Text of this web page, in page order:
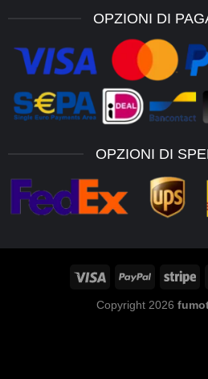
OPZIONI DI
OPZIONI DI
Copyright 2026